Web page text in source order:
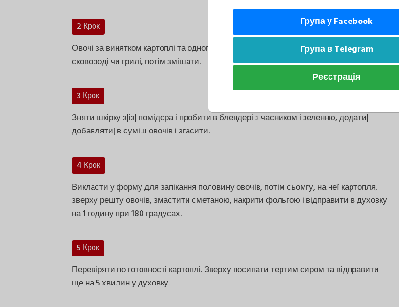
2 Крок
Овочі за винятком картоплі та одного помідора нарізати чи натерти, обсмажити на
сковороді чи грилі, потім змішати.
3 Крок
Зняти шкірку з|із| помідора і пробити в блендері з часником і зеленню, додати|
добавляти| в суміш овочів і згасити.
4 Крок
Викласти у форму для запікання половину овочів, потім сьомгу, на неї картопля,
зверху решту овочів, змастити сметаною, накрити фольгою і відправити в духовку
на 1 годину при 180 градусах.
5 Крок
Перевіряти по готовності картоплі. Зверху посипати тертим сиром та відправити
ще на 5 хвилин у духовку.
Група у Facebook
Група в Telegram
Реєстрація